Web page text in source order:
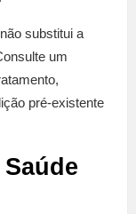
substitui a
um
pré-existente